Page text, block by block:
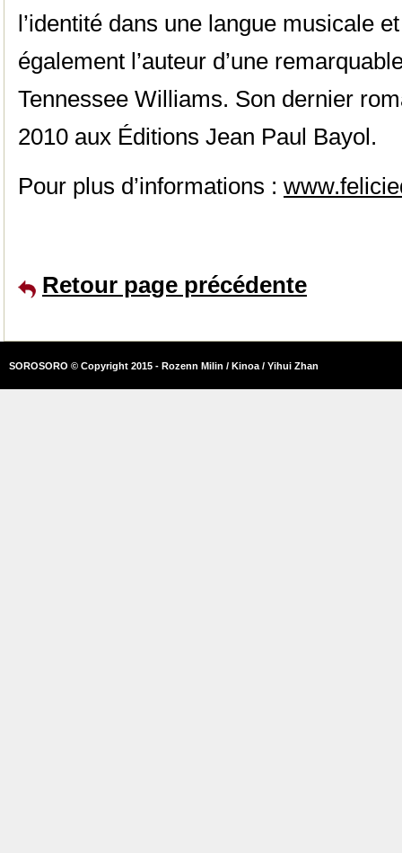
l’identité dans une langue musicale
également l’auteur d’une
Tennessee Williams. Son dernier
2010 aux Éditions Jean Paul Bayol.
Pour plus d’informations :
Retour page précédente
SOROSORO © Copyright 2015 - Rozenn Milin / Kinoa / Yihui Zhan